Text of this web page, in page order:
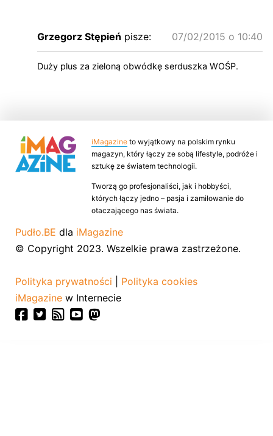
Grzegorz Stępień pisze: 07/02/2015 o 10:40
Duży plus za zieloną obwódkę serduszka WOŚP.
iMagazine to wyjątkowy na polskim rynku
magazyn, który łączy ze sobą lifestyle, podróże i
sztukę ze światem technologii.
Tworzą go profesjonaliści, jak i hobbyści,
których łączy jedno – pasja i zamiłowanie do
otaczającego nas świata.
Pudło.BE dla iMagazine
© Copyright 2023. Wszelkie prawa zastrzeżone.
Polityka prywatności
Polityka cookies
iMagazine w Internecie